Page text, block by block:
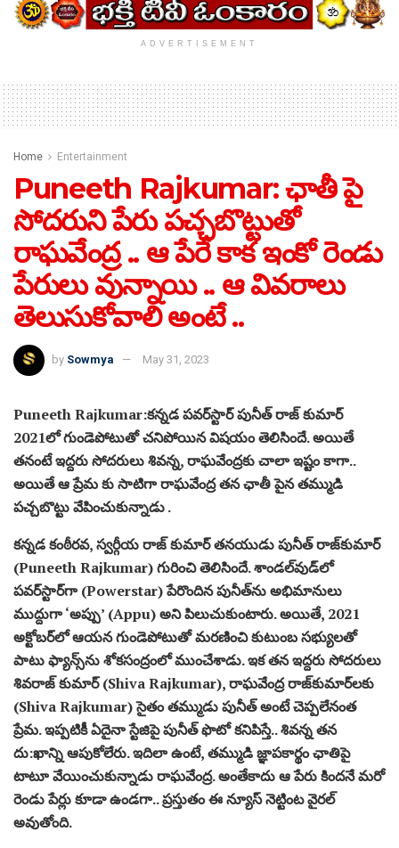
ADVERTISEMENT
Home Entertainment
Puneeth Rajkumar: ఛాతీ పై
సోదరుని పేరు పచ్చబొట్టుతో
రాఘవేంద్ర .. ఆ పేరే కాక ఇంకో రెండు
పేరులు వున్నాయి .. ఆ వివరాలు
తెలుసుకోవాలి అంటే ..
by Sowmya May 31, 2023
Puneeth Rajkumar:కన్నడ పవర్‌స్టార్ పునీత్ రాజ్ కుమార్
2021లో గుండెపోటుతో చనిపోయిన విషయం తెలిసిందే. అయితే
తనంటే ఇద్దరు సోదరులు శివన్న, రాఘవేంద్రకు చాలా ఇష్టం కాగా..
అయితే ఆ ప్రేమ కు సాటిగా రాఘవేంద్ర తన ఛాతీ పైన తమ్ముడి
పచ్చబొట్టు వేపించుకున్నాడు .
కన్నడ కంఠీరవ, స్వర్గీయ రాజ్ కుమార్ తనయుడు పునీత్ రాజ్‌కుమార్
(Puneeth Rajkumar) గురించి తెలిసిందే. శాండల్‌వుడ్‌లో
పవర్‌స్టార్‌గా (Powerstar) పేరొందిన పునీత్‌ను అభిమానులు
ముద్దుగా ‘అప్పు’ (Appu) అని పిలుచుకుంటారు. అయితే, 2021
అక్టోబర్‌లో ఆయన గుండెపోటుతో మరణించి కుటుంబ సభ్యులతో
పాటు ఫ్యాన్స్‌ను శోకసంద్రంలో ముంచేశాడు. ఇక తన ఇద్దరు సోదరులు
శివరాజ్‌ కుమార్ (Shiva Rajkumar), రాఘవేంద్ర రాజ్‌కుమార్‌లకు
(Shiva Rajkumar) సైతం తమ్ముడు పునీత్‌ అంటే చెప్పలేనంత
ప్రేమ. ఇప్పటికీ ఏదైనా స్టేజిపై పునీత్ ఫొటో కనిపిస్తే.. శివన్న తన
దు:ఖాన్ని ఆపుకోలేరు. ఇదిలా ఉంటే, తమ్ముడి జ్ఞాపకార్థం ఛాతిపై
టాటూ వేయించుకున్నాడు రాఘవేంద్ర. అంతేకాదు ఆ పేరు కిందనే మరో
రెండు పేర్లు కూడా ఉండగా.. ప్రస్తుతం ఈ న్యూస్ నెట్టింట వైరల్
అవుతోంది.